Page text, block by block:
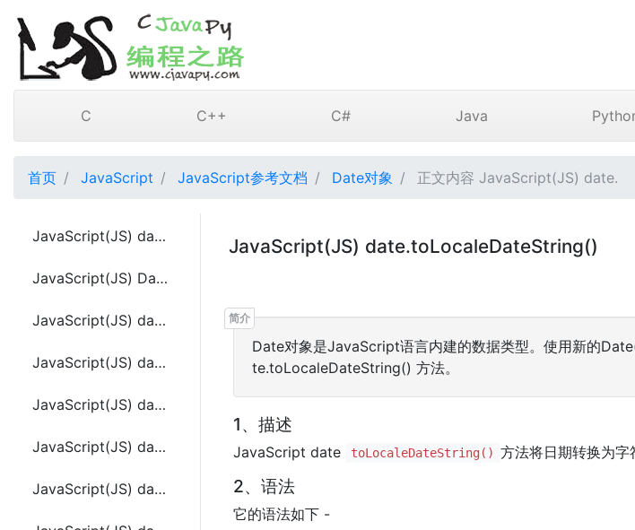
C C++ C# Java
首页 JavaScript JavaScript参考文档 Date对象 正文内容 JavaScript(JS) date.
JavaScript(JS) date.constructor
JavaScript(JS) Date()
JavaScript(JS) date.getDate()
JavaScript(JS) date.getDay()
JavaScript(JS) date.getFullYear()
JavaScript(JS) date.getHours()
JavaScript(JS) date.getMilliseconds()
JavaScript(JS) date.toLocaleDateString()
Date对象是JavaScript语言内建的数据类型。使用新的
te.toLocaleDateString() 方法。
1、描述
JavaScript date toLocaleDateString() 方法将日期转换为字
2、语法
它的语法如下 -